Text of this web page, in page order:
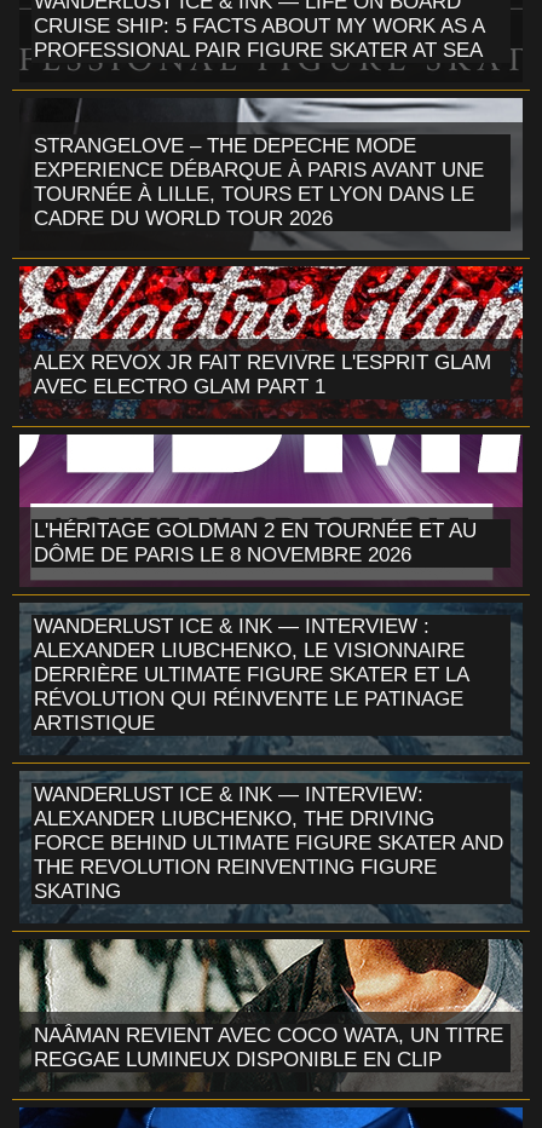
CRUISE SHIP: 5 FACTS ABOUT MY WORK AS A
PROFESSIONAL PAIR FIGURE SKATER AT SEA
STRANGELOVE – THE DEPECHE MODE
EXPERIENCE DÉBARQUE À PARIS AVANT UNE
TOURNÉE À LILLE, TOURS ET LYON DANS LE
CADRE DU WORLD TOUR 2026
ALEX REVOX JR FAIT REVIVRE L'ESPRIT GLAM
AVEC ELECTRO GLAM PART 1
L'HÉRITAGE GOLDMAN 2 EN TOURNÉE ET AU
DÔME DE PARIS LE 8 NOVEMBRE 2026
WANDERLUST ICE & INK — INTERVIEW :
ALEXANDER LIUBCHENKO, LE VISIONNAIRE
DERRIÈRE ULTIMATE FIGURE SKATER ET LA
RÉVOLUTION QUI RÉINVENTE LE PATINAGE
ARTISTIQUE
WANDERLUST ICE & INK — INTERVIEW:
ALEXANDER LIUBCHENKO, THE DRIVING
FORCE BEHIND ULTIMATE FIGURE SKATER AND
THE REVOLUTION REINVENTING FIGURE
SKATING
NAÂMAN REVIENT AVEC COCO WATA, UN TITRE
REGGAE LUMINEUX DISPONIBLE EN CLIP